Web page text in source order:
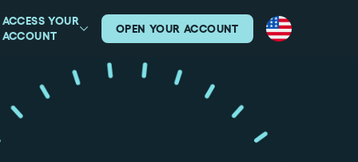
ACCESS YOUR
ACCOUNT
OPEN YOUR ACCOUNT